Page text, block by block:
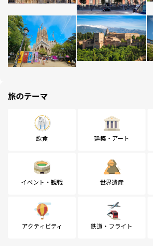
旅のテーマ
飲食 建築・アート
イベント・観戦 世界遺産
アクティビティ 鉄道・フライト